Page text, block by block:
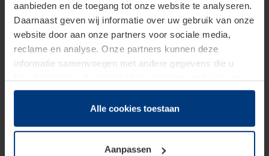
aanbieden en de toegang tot onze website te analyseren.
Daarnaast geven wij informatie over uw gebruik van onze
website door aan onze partners voor sociale media,
reclame en analyse. Onze partners kunnen deze
informatie samenvoegen met andere gegevens die u
hun diensten hebben verzameld.
Juridisch hebben wij het recht om cookies op uw
van deze pagina's absoluut vereist is. Voor alle andere
soorten cookies is uw toestemming benodigd. Uw
Alle cookies toestaan
Aanpassen